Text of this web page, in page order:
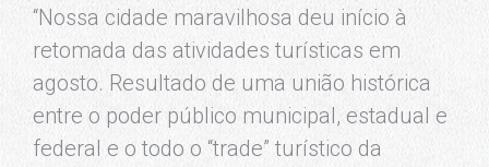
“Nossa cidade maravilhosa deu início à
retomada das atividades turísticas em
agosto. Resultado de uma união histórica
entre o poder público municipal, estadual e
federal e o todo o “trade” turístico da